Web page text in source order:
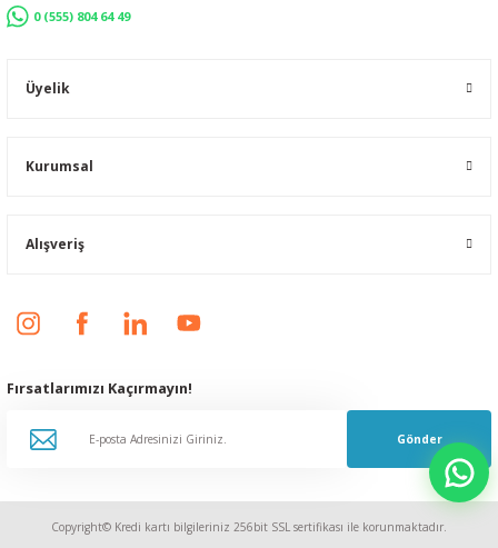
0 (555) 804 64 49
Üyelik
Kurumsal
Alışveriş
Fırsatlarımızı Kaçırmayın!
Gönder
Copyright© Kredi kartı bilgileriniz 256bit SSL sertifikası ile korunmaktadır.